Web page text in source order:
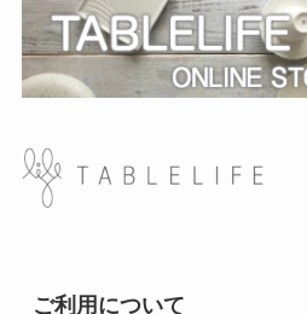
ご利用について